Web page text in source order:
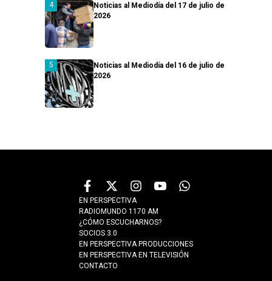
Noticias al Mediodía del 17 de julio de
2026
Noticias al Mediodía del 16 de julio de
2026
EN PERSPECTIVA
RADIOMUNDO 1170 AM
¿CÓMO ESCUCHARNOS?
SOCIOS 3.0
EN PERSPECTIVA PRODUCCIONES
EN PERSPECTIVA EN TELEVISIÓN
CONTACTO